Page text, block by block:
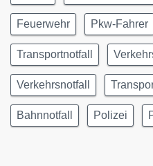
Feuerwehr Pkw-Fahrer
Transportnotfall
Verkehrsnotfall
Bahnnotfall Polizei